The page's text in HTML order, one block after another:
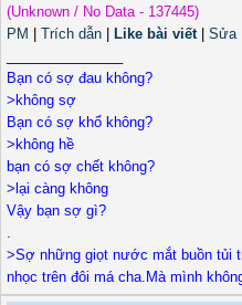
(Unknown / No Data - 137445)
PM
Trích dẫn Like bài viết| Sửa|
Bạn có sợ đau không?
>không sợ
Bạn có sợ khổ không?
>không hề
bạn có sợ chết không?
>lại càng không
Vậy bạn sợ gì?
.
>Sợ những giọt nước mắt buồn tủi
nhọc trên đôi má cha.Mà mình